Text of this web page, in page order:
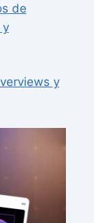
de
y
y